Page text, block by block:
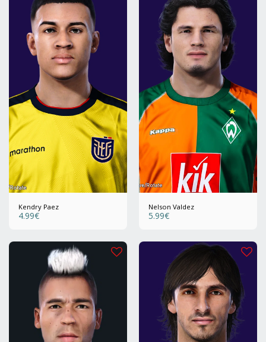
Kendry Paez
4.99€
Nelson Valdez
5.99€